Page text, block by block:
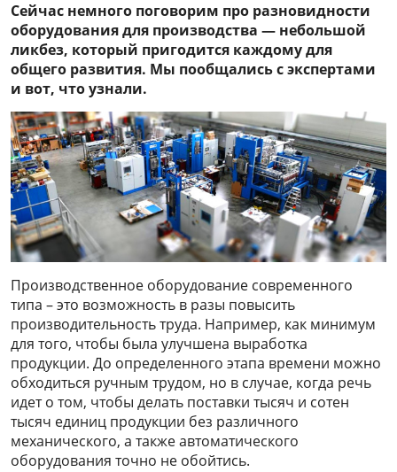
Сейчас немного поговорим про разновидности
оборудования для производства — небольшой
ликбез, который пригодится каждому для
общего развития. Мы пообщались с экспертами
и вот, что узнали.
Производственное оборудование современного
типа – это возможность в разы повысить
производительность труда. Например, как минимум
для того, чтобы была улучшена выработка
продукции. До определенного этапа времени можно
обходиться ручным трудом, но в случае, когда речь
идет о том, чтобы делать поставки тысяч и сотен
тысяч единиц продукции без различного
механического, а также автоматического
оборудования точно не обойтись.